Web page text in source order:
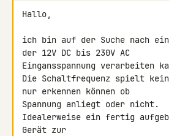
Hallo,
ich bin auf der Suche nach
der 12V DC bis 230V AC
Eingansspannung verarbeiten
Die Schaltfrequenz spielt
nur erkennen können ob
Spannung anliegt oder nicht.
Idealerweise ein fertig
Gerät zur